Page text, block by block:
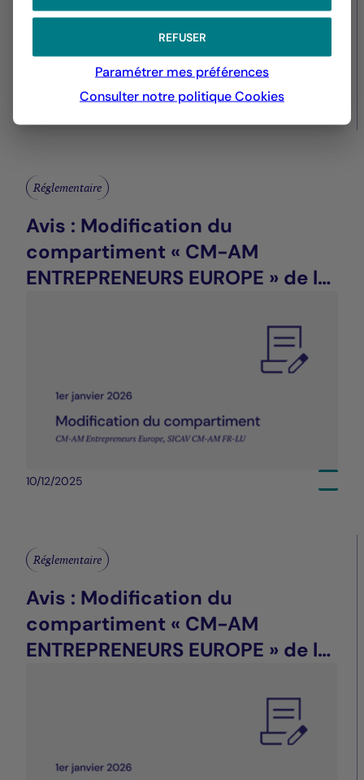
Réglementaire
Avis : Modification du
compartiment « CM-AM
ENTREPRENEURS EUROPE » de la
10/12/2025
Réglementaire
Avis : Modification du
compartiment « CM-AM
ENTREPRENEURS EUROPE » de la
REFUSER
Paramétrer mes préférences
Consulter notre politiqueCookies